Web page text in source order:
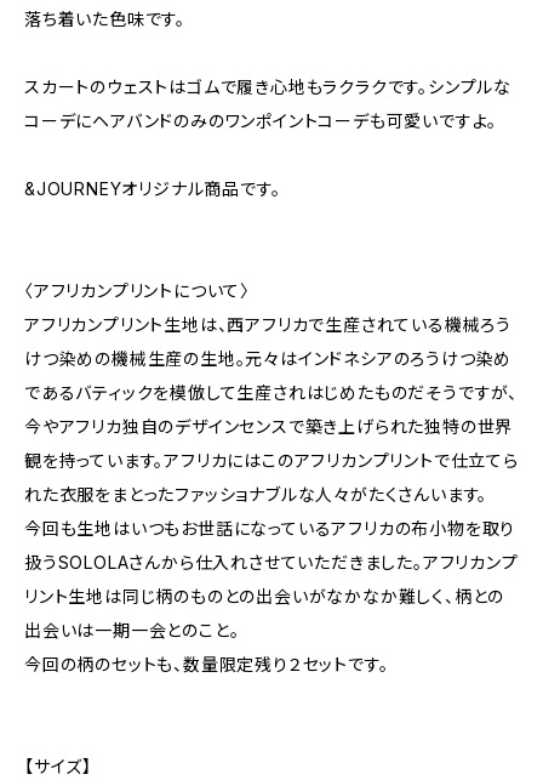
落ち着いた色味です。
スカートのウェストはゴムで履き心地もラクラクです。シンプルな
コーデにヘアバンドのみのワンポイントコーデも可愛いですよ。
&JOURNEYオリジナル商品です。
〈アフリカンプリントについて〉
アフリカンプリント生地は、西アフリカで生産されている機械ろう
けつ染めの機械生産の生地。元々はインドネシアのろうけつ染め
であるバティックを模倣して生産されはじめたものだそうですが、
今やアフリカ独自のデザインセンスで築き上げられた独特の世界
観を持っています。アフリカにはこのアフリカンプリントで仕立てら
れた衣服をまとったファッショナブルな人々がたくさんいます。
今回も生地はいつもお世話になっているアフリカの布小物を取り
扱うSOLOLAさんから仕入れさせていただきました。アフリカンプ
リント生地は同じ柄のものとの出会いがなかなか難しく、柄との
出会いは一期一会とのこと。
今回の柄のセットも、数量限定残り２セットです。
【サイズ】